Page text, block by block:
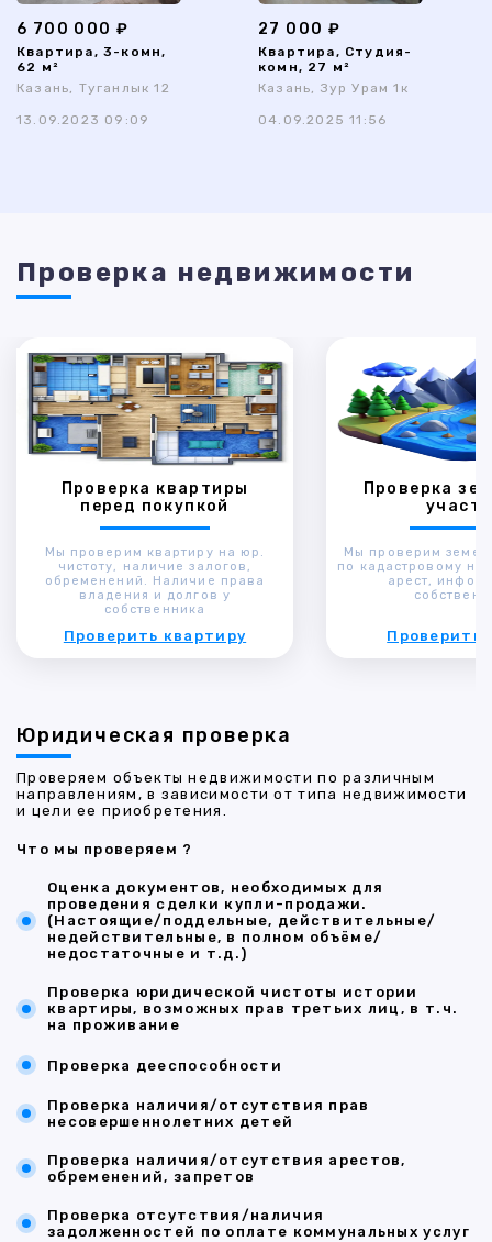
6 700 000 ₽
Квартира, 3-комн,
62 м²
Казань, Туганлык 12
13.09.2023 09:09
27 000 ₽
Квартира, Студия-
комн, 27 м²
Казань, Зур Урам 1к
04.09.2025 11:56
Проверка недвижимости
Проверка квартиры
перед покупкой
Мы проверим квартиру на юр.
чистоту, наличие залогов,
обременений. Наличие права
владения и долгов у
собственника
Проверить квартиру
Проверка
Мы проверим
по кадастровому
арест,
Проверить
Юридическая проверка
Проверяем объекты недвижимости по различным
направлениям, в зависимости от типа недвижимости
и цели ее приобретения.
Что мы проверяем ?
Оценка документов, необходимых для
проведения сделки купли-продажи.
(Настоящие/поддельные, действительные/
недействительные, в полном объёме/
недостаточные и т.д.)
Проверка юридической чистоты истории
квартиры, возможных прав третьих лиц, в т.ч.
на проживание
Проверка дееспособности
Проверка наличия/отсутствия прав
несовершеннолетних детей
Проверка наличия/отсутствия арестов,
обременений, запретов
Проверка отсутствия/наличия
задолженностей по оплате коммунальных услуг